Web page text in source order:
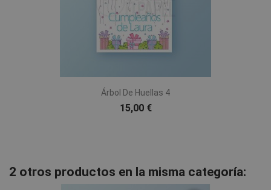
Árbol De Huellas 4
15,00 €
2 otros productos en la misma categoría: